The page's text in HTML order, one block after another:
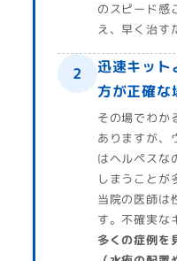
のスピード感
え、早く治す
2
迅速キット
方が正確な
その場でわか
ありますが、
はヘルペスな
しまうことが
当院の医師は
す。不確実な
多くの症例を